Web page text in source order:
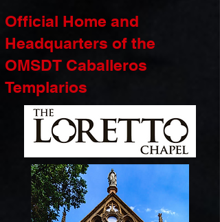
Official Home and
Headquarters of the
OMSDT Caballeros
Templarios